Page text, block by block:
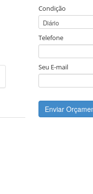
Condição
Telefone
Seu E-mail
Enviar